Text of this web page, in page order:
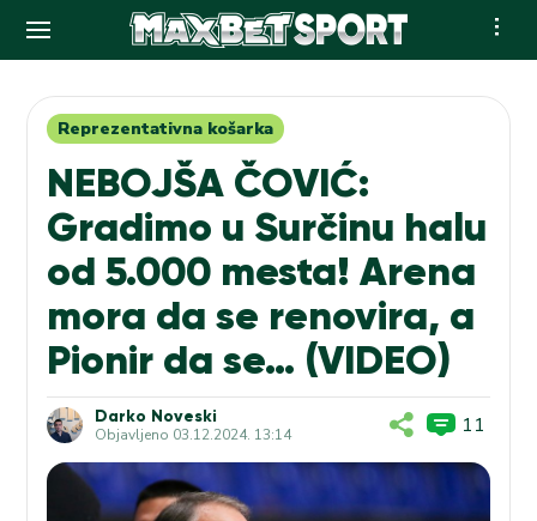
contentReprezentativna košarka
NEBOJŠA ČOVIĆ:
Gradimo u Surčinu halu
od 5.000 mesta! Arena
mora da se renovira, a
Pionir da se… (VIDEO)
Darko Noveski
Objavljeno 03.12.2024. 13:14 11